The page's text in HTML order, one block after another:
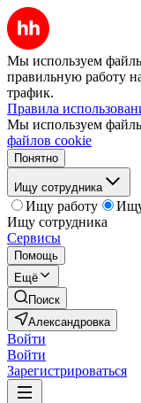
Мы используем
правильную работу
трафик.
Правила
Мы используем
файлов cookie
Понятно
Ищу сотрудника
Ищу работу
Ищу сотрудника
Сервисы
Помощь
Ещё
Поиск
Александровка
Войти
Войти
Зарегистрироваться